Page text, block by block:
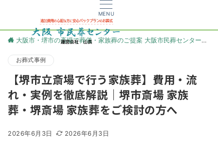
MENU
大阪市・堺市の斎場で葬儀・家族葬のご提案 大阪市民葬センター
お葬式事例
【堺市立斎場で行う家族葬】費用・流
れ・実例を徹底解説｜堺市斎場 家族
葬・堺斎場 家族葬をご検討の方へ
2026年6月3日 2026年6月3日